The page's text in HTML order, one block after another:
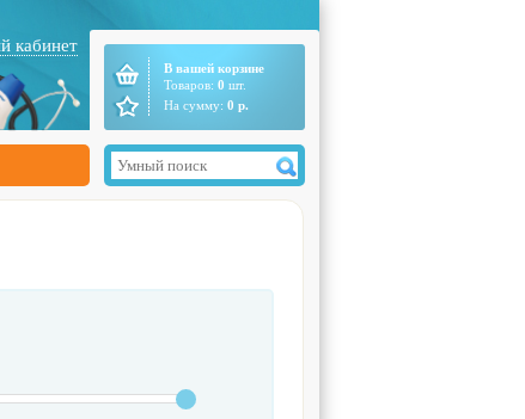
кабинет
В вашей корзине
Товаров: 0 шт.
На сумму: 0 р.